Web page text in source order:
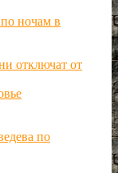
ночам в
отключат от
по